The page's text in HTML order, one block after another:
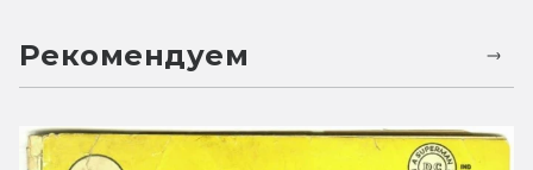
Рекомендуем